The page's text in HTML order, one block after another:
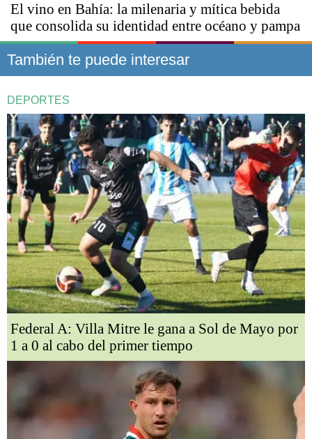
El vino en Bahía: la milenaria y mítica bebida
que consolida su identidad entre océano y pampa
También te puede interesar
DEPORTES
Federal A: Villa Mitre le gana a Sol de Mayo por
1 a 0 al cabo del primer tiempo